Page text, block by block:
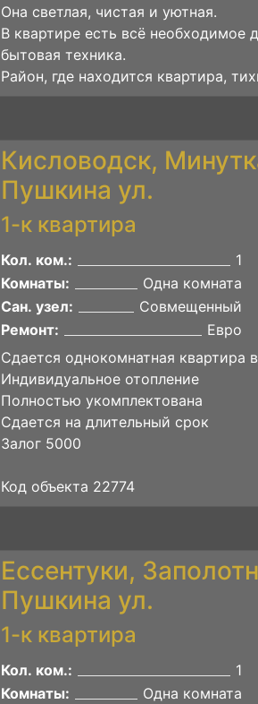
Она светлая, чистая и уютная.
В квартире есть всё необходимое
бытовая техника.
Район, где находится квартира,
Кисловодск,
Пушкина ул.
1-к квартира
Кол. ком.:
1
Комнаты:
Одна комната
Сан. узел:
Совмещенный
Ремонт:
Евро
Сдается однокомнатная квартира
Индивидуальное отопление
Полностью укомплектована
Сдается на длительный срок
Залог 5000
Код объекта 22774
Ессентуки,
Пушкина ул.
1-к квартира
Кол. ком.:
1
Комнаты:
Одна комната